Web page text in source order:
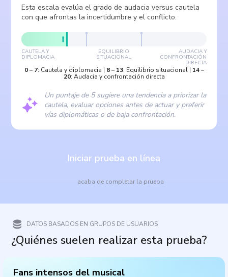
Esta escala evalúa el grado de audacia versus cautela
con que afrontas la incertidumbre y el conflicto.
CAUTELA Y
DIPLOMACIA
EQUILIBRIO
SITUACIONAL
AUDACIA Y
CONFRONTACIÓN
DIRECTA
0– 7: Cautela y diplomacia | 8– 13: Equilibrio situacional| 14–
20: Audacia y confrontación directa
Un puntaje de 5 sugiere una tendencia a priorizar la
cautela, evaluar opciones antes de actuar y preferir
vías diplomáticas o de baja confrontación.
Iniciar prueba en línea
acaba de completar la prueba
DATOS BASADOS EN GRUPOS DE USUARIOS
¿Quiénes suelen realizar esta prueba?
Fans intensos del musical